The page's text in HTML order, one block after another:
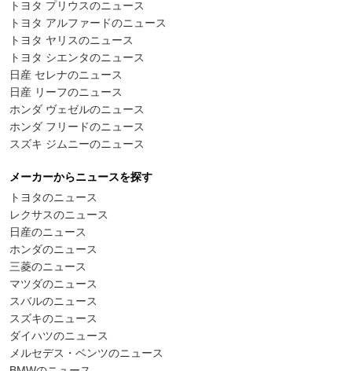
トヨタ プリウスのニュース
トヨタ アルファードのニュース
トヨタ ヤリスのニュース
トヨタ シエンタのニュース
日産 セレナのニュース
日産 リーフのニュース
ホンダ ヴェゼルのニュース
ホンダ フリードのニュース
スズキ ジムニーのニュース
メーカーからニュースを探す
トヨタのニュース
レクサスのニュース
日産のニュース
ホンダのニュース
三菱のニュース
マツダのニュース
スバルのニュース
スズキのニュース
ダイハツのニュース
メルセデス・ベンツのニュース